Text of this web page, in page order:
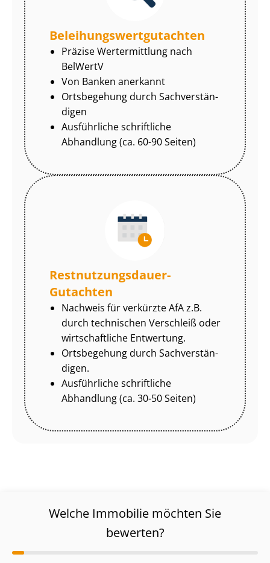
Be­lei­hungs­wert­gut­ach­ten
Präzise Wertermittlung nach
BelWertV
Von Banken anerkannt
Ortsbegehung durch Sach­ver­stän­
di­gen
Ausführliche schriftliche
Abhandlung (ca. 60-90 Seiten)
Rest­nut­zungs­dau­er-
Gutachten
Nachweis für verkürzte AfA z.B.
durch technischen Verschleiß oder
wirtschaftliche Entwertung.
Ortsbegehung durch Sach­ver­stän­
di­gen.
Ausführliche schriftliche
Abhandlung (ca. 30-50 Seiten)
Welche Immobilie möchten Sie
bewerten?